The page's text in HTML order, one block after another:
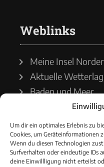
Um dir ein optimales Erlebnis zu
Cookies, um Geräteinformationen
Wenn du diesen Technologien
Surfverhalten oder eindeutige IDs
deine Einwillligung nicht erteilst
Weblinks
Meine Insel
Aktuelle
Baden und Meer
Wetterdienst
Wasserstände
Schiffsverkehr